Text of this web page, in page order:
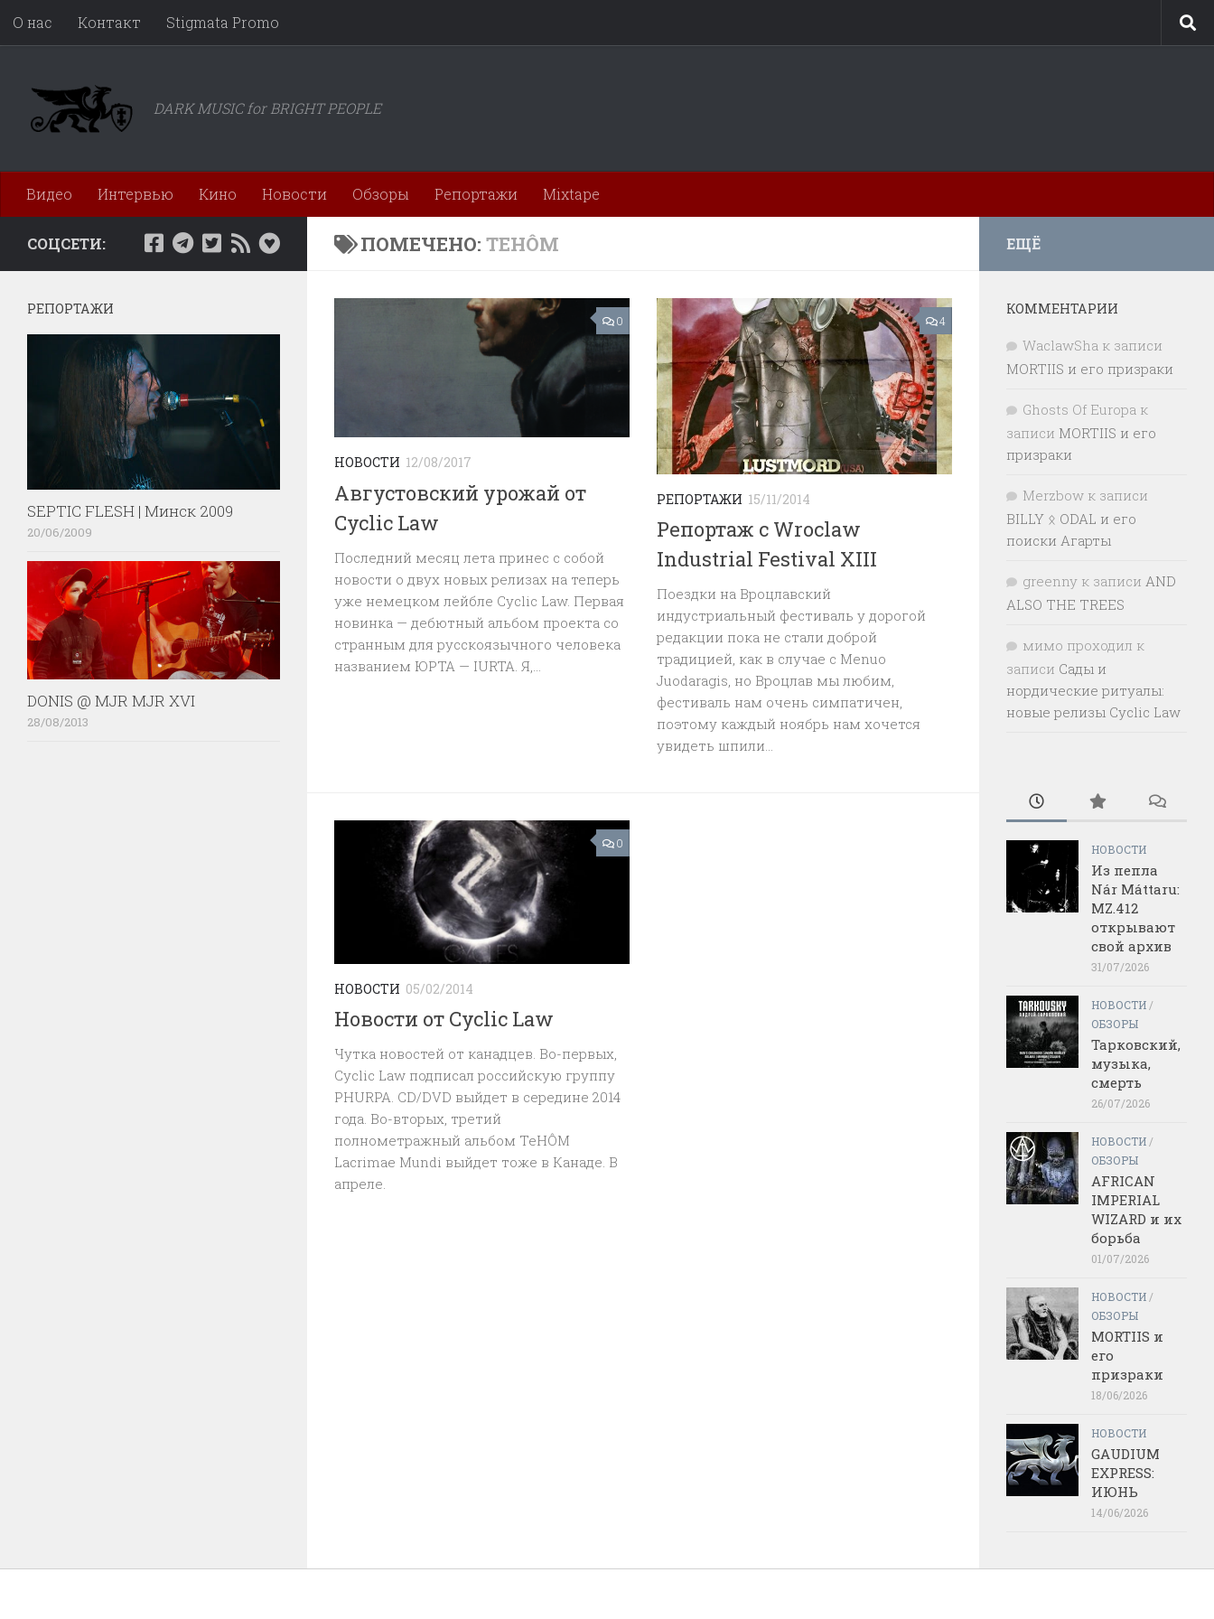
Перейти к содержимому
О нас Контакт Stigmata Promo
DARK MUSIC for BRIGHT PEOPLE
Видео Интервью Кино Новости Обзоры Репортажи Mixtape
ПОМЕЧЕНО: TEHÔM
0
НОВОСТИ 12/08/2017
Августовский урожай от
Cyclic Law
Последний месяц лета принес с собой
новости о двух новых релизах на теперь
уже немецком лейбле Cyclic Law. Первая
новинка — дебютный альбом проекта со
странным для русскоязычного человека
названием ЮРТА — IURTA. Я,...
4
РЕПОРТАЖИ 15/11/2014
Репортаж с Wroclaw
Industrial Festival XIII
Поездки на Вроцлавский
индустриальный фестиваль у дорогой
редакции пока не стали доброй
традицией, как в случае с Menuo
Juodaragis, но Вроцлав мы любим,
фестиваль нам очень симпатичен,
поэтому каждый ноябрь нам хочется
увидеть шпили...
0
НОВОСТИ 05/02/2014
Новости от Cyclic Law
Чутка новостей от канадцев. Во-первых,
Cyclic Law подписал российскую группу
PHURPA. CD/DVD выйдет в середине 2014
года. Во-вторых, третий
полнометражный альбом TeHÔM
Lacrimae Mundi выйдет тоже в Канаде. В
апреле.
СОЦСЕТИ:
РЕПОРТАЖИ
SEPTIC FLESH | Минск 2009
20/06/2009
DONIS @ MJR MJR XVI
28/08/2013
ЕЩЁ
КОММЕНТАРИИ
WaclawSha к записи
MORTIIS и его призраки
Ghosts Of Europa к
записи MORTIIS и его
призраки
Merzbow к записи
BILLY ᛟ ODAL и его
поиски Агарты
greenny к записи AND
ALSO THE TREES
мимо проходил к
записи Сады и
нордические ритуалы:
новые релизы Cyclic Law
НОВОСТИ
Из пепла
Nár Máttaru:
MZ.412
открывают
свой архив
31/07/2026
НОВОСТИ /
ОБЗОРЫ
Тарковский,
музыка,
смерть
26/07/2026
НОВОСТИ /
ОБЗОРЫ
AFRICAN
IMPERIAL
WIZARD и их
борьба
01/07/2026
НОВОСТИ /
ОБЗОРЫ
MORTIIS и
его
призраки
18/06/2026
НОВОСТИ
GAUDIUM
EXPRESS:
ИЮНЬ
14/06/2026